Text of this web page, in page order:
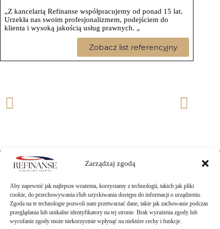
Zarządzaj zgodą
Aby zapewnić jak najlepsze wrażenia, korzystamy z technologii, takich jak pliki
cookie, do przechowywania i/lub uzyskiwania dostępu do informacji o urządzeniu.
Zgoda na te technologie pozwoli nam przetwarzać dane, takie jak zachowanie podczas
przeglądania lub unikalne identyfikatory na tej stronie. Brak wyrażenia zgody lub
wycofanie zgody może niekorzystnie wpłynąć na niektóre cechy i funkcje.
„Z kancelarią Refinanse współpracujemy od ponad 15 lat.
Urzekła nas swoim profesjonalizmem, podejściem do
klienta i wysoką jakością usług prawnych. „
Zobacz list referencyjny
Potrzebujesz więcej
informacji?